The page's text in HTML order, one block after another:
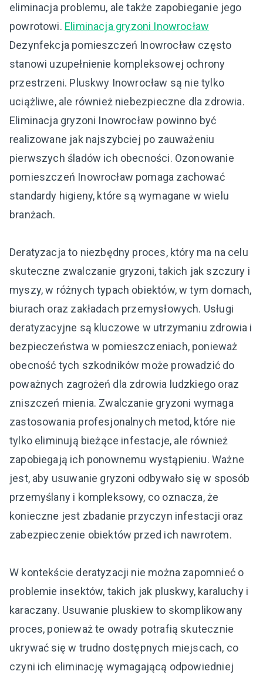
eliminacja problemu, ale także zapobieganie jego
powrotowi. Eliminacja gryzoni Inowrocław
Dezynfekcja pomieszczeń Inowrocław często
stanowi uzupełnienie kompleksowej ochrony
przestrzeni. Pluskwy Inowrocław są nie tylko
uciążliwe, ale również niebezpieczne dla zdrowia.
Eliminacja gryzoni Inowrocław powinno być
realizowane jak najszybciej po zauważeniu
pierwszych śladów ich obecności. Ozonowanie
pomieszczeń Inowrocław pomaga zachować
standardy higieny, które są wymagane w wielu
branżach.
Deratyzacja to niezbędny proces, który ma na celu
skuteczne zwalczanie gryzoni, takich jak szczury i
myszy, w różnych typach obiektów, w tym domach,
biurach oraz zakładach przemysłowych. Usługi
deratyzacyjne są kluczowe w utrzymaniu zdrowia i
bezpieczeństwa w pomieszczeniach, ponieważ
obecność tych szkodników może prowadzić do
poważnych zagrożeń dla zdrowia ludzkiego oraz
zniszczeń mienia. Zwalczanie gryzoni wymaga
zastosowania profesjonalnych metod, które nie
tylko eliminują bieżące infestacje, ale również
zapobiegają ich ponownemu wystąpieniu. Ważne
jest, aby usuwanie gryzoni odbywało się w sposób
przemyślany i kompleksowy, co oznacza, że
konieczne jest zbadanie przyczyn infestacji oraz
zabezpieczenie obiektów przed ich nawrotem.
W kontekście deratyzacji nie można zapomnieć o
problemie insektów, takich jak pluskwy, karaluchy i
karaczany. Usuwanie pluskiew to skomplikowany
proces, ponieważ te owady potrafią skutecznie
ukrywać się w trudno dostępnych miejscach, co
czyni ich eliminację wymagającą odpowiedniej